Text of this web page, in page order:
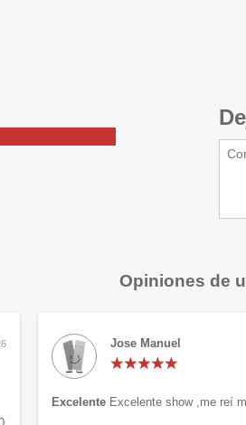
Opiniones de
Jose Manuel
Excelente Excelente show ,me reí